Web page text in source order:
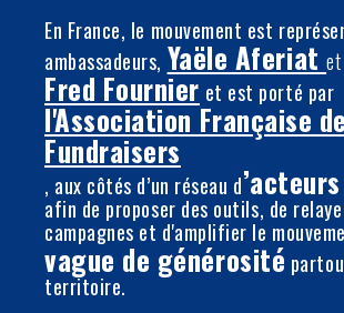
En France, le mouvement est
ambassadeurs, Yaële Aferiatet
Fred Fournier et est porté par
l'Association Française
Fundraisers
, aux côtés d’un réseau d
afin de proposer des outils, de
campagnes et d'amplifier le
vague de générosité
territoire.